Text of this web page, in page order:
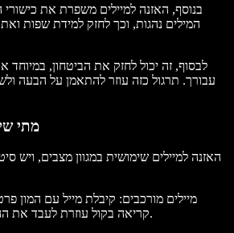
בנוסף, האזנה למיילים משפרת את
המילים נהגות, וכך לחזק למידת שפות
לבסוף, זה יכול לחזק את הביטחון, במיוחד
עבורך. תרגול כזה עוזר להתאמן על הבעה
מתי
האזנה למיילים שימושית במגוון מצבים, ויש
מיילים מורכבים: קיבלת מייל עם המון
קריאה בקול עוזרת לעבד את ההודעה בצורה ברורה יותר.